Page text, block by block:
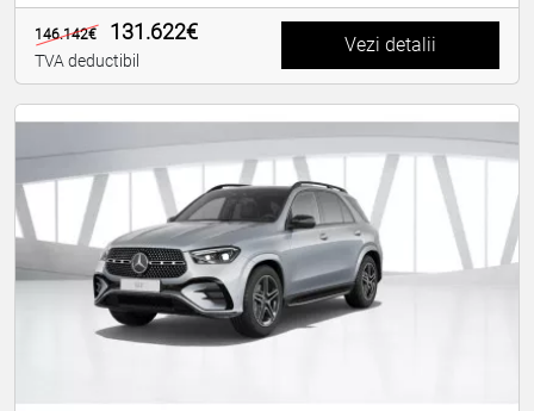
146.142€ 131.622€
TVA deductibil
Vezi detalii